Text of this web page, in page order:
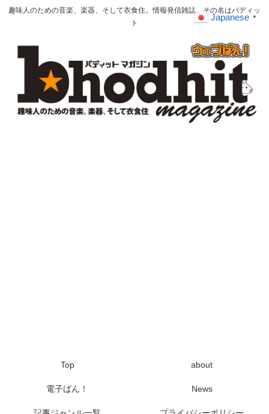
趣味人のための音楽、楽器、そして衣食住。情報発信雑誌、その名はバディッ
ト
Top about
電子ばん！ News
Japanese ▼